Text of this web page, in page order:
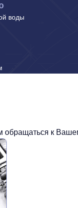
воды
обращаться к